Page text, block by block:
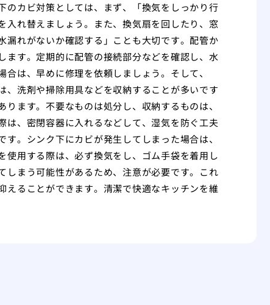
カビ対策としては、まず、「換気をしっかり行
入れ替えましょう。また、換気扇を回したり、窓
漏れがないか確認する」ことも大切です。配管か
ます。定期的に配管の接続部分などを確認し、水
は、早めに修理を依頼しましょう。そして、
、洗剤や掃除用具などを収納することが多いです
ます。不要なものは処分し、収納するものは、
、密閉容器に入れるなどして、湿気を防ぐ工夫
。シンク下にカビが発生してしまった場合は、
用する際は、必ず換気をし、ゴム手袋を着用し
しまう可能性があるため、注意が必要です。これ
えることができます。清潔で快適なキッチンを維